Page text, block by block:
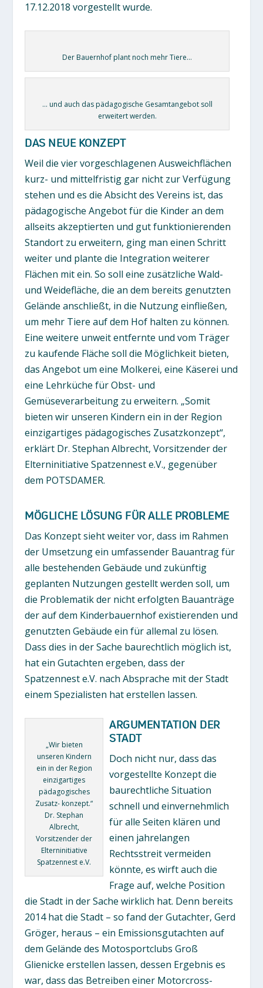
17.12.2018 vorgestellt wurde.
Der Bauernhof plant noch mehr Tiere…
… und auch das pädagogische Gesamtangebot soll
erweitert werden.
DAS NEUE KONZEPT
Weil die vier vorgeschlagenen Ausweichflächen
kurz- und mittelfristig gar nicht zur Verfügung
stehen und es die Absicht des Vereins ist, das
pädagogische Angebot für die Kinder an dem
allseits akzeptierten und gut funktionierenden
Standort zu erweitern, ging man einen Schritt
weiter und plante die Integration weiterer
Flächen mit ein. So soll eine zusätzliche Wald-
und Weidefläche, die an dem bereits genutzten
Gelände anschließt, in die Nutzung einfließen,
um mehr Tiere auf dem Hof halten zu können.
Eine weitere unweit entfernte und vom Träger
zu kaufende Fläche soll die Möglichkeit bieten,
das Angebot um eine Molkerei, eine Käserei und
eine Lehrküche für Obst- und
Gemüseverarbeitung zu erweitern. „Somit
bieten wir unseren Kindern ein in der Region
einzigartiges pädagogisches Zusatzkonzept“,
erklärt Dr. Stephan Albrecht, Vorsitzender der
Elterninitiative Spatzennest e.V., gegenüber
dem POTSDAMER.
MÖGLICHE LÖSUNG FÜR ALLE PROBLEME
Das Konzept sieht weiter vor, dass im Rahmen
der Umsetzung ein umfassender Bauantrag für
alle bestehenden Gebäude und zukünftig
geplanten Nutzungen gestellt werden soll, um
die Problematik der nicht erfolgten Bauanträge
der auf dem Kinderbauernhof existierenden und
genutzten Gebäude ein für allemal zu lösen.
Dass dies in der Sache baurechtlich möglich ist,
hat ein Gutachten ergeben, dass der
Spatzennest e.V. nach Absprache mit der Stadt
einem Spezialisten hat erstellen lassen.
„Wir bieten
unseren Kindern
ein in der Region
einzigartiges
pädagogisches
Zusatz- konzept.“
Dr. Stephan
Albrecht,
Vorsitzender der
Elterninitiative
Spatzennest e.V.
ARGUMENTATION DER
STADT
Doch nicht nur, dass das
vorgestellte Konzept die
baurechtliche Situation
schnell und einvernehmlich
für alle Seiten klären und
einen jahrelangen
Rechtsstreit vermeiden
könnte, es wirft auch die
Frage auf, welche Position
die Stadt in der Sache wirklich hat. Denn bereits
2014 hat die Stadt – so fand der Gutachter, Gerd
Gröger, heraus – ein Emissionsgutachten auf
dem Gelände des Motosportclubs Groß
Glienicke erstellen lassen, dessen Ergebnis es
war, dass das Betreiben einer Motorcross-